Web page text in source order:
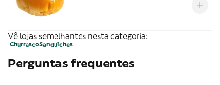
Vê lojas semelhantes nesta categoria:
ChurrascoSanduíches
Perguntas frequentes